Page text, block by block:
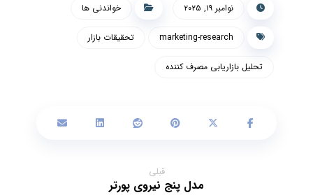
نوامبر ۱۹, ۲۰۲۵ خواندنی ها
marketing-research تحقیقات بازار
تحلیل بازاریابی مصرف کننده
قبلی
مدل پنج نیروی پورتر